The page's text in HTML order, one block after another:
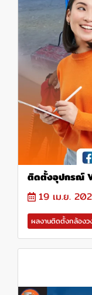
ติดตั้งอุปกรณ์
19 เม.ย.
ผลงานติดตั้งกล้องว